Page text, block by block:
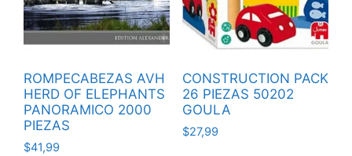
ROMPECABEZAS AVH
HERD OF ELEPHANTS
PANORAMICO 2000
PIEZAS
$41,99
CONSTRUCTION PACK
26 PIEZAS 50202
GOULA
$27,99